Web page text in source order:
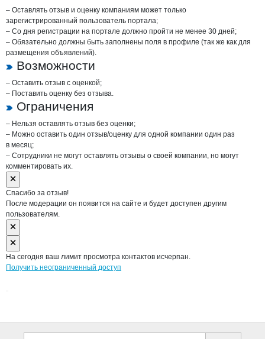
– Оставлять отзыв и оценку компаниям может только
зарегистрированный пользователь портала;
– Со дня регистрации на портале должно пройти не менее 30 дней;
– Обязательно должны быть заполнены поля в профиле (так же как для
размещения объявлений).
Возможности
– Оставить отзыв с оценкой;
– Поставить оценку без отзыва.
Ограничения
– Нельзя оставлять отзыв без оценки;
– Можно оставить один отзыв/оценку для одной компании один раз
в месяц;
– Сотрудники не могут оставлять отзывы о своей компании, но могут
комментировать их.
Спасибо за отзыв!
После модерации он появится на сайте и будет доступен другим
пользователям.
На сегодня ваш лимит просмотра контактов исчерпан.
Получить неограниченный доступ
Дополнительная информация